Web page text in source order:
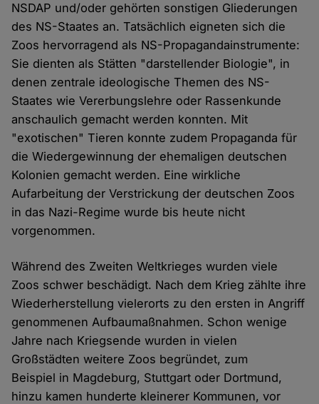
NSDAP und/oder gehörten sonstigen Gliederungen
des NS-Staates an. Tatsächlich eigneten sich die
Zoos hervorragend als NS-Propagandainstrumente:
Sie dienten als Stätten "darstellender Biologie", in
denen zentrale ideologische Themen des NS-
Staates wie Vererbungslehre oder Rassenkunde
anschaulich gemacht werden konnten. Mit
"exotischen" Tieren konnte zudem Propaganda für
die Wiedergewinnung der ehemaligen deutschen
Kolonien gemacht werden. Eine wirkliche
Aufarbeitung der Verstrickung der deutschen Zoos
in das Nazi-Regime wurde bis heute nicht
vorgenommen.
Während des Zweiten Weltkrieges wurden viele
Zoos schwer beschädigt. Nach dem Krieg zählte ihre
Wiederherstellung vielerorts zu den ersten in Angriff
genommenen Aufbaumaßnahmen. Schon wenige
Jahre nach Kriegsende wurden in vielen
Großstädten weitere Zoos begründet, zum
Beispiel in Magdeburg, Stuttgart oder Dortmund,
hinzu kamen hunderte kleinerer Kommunen, vor